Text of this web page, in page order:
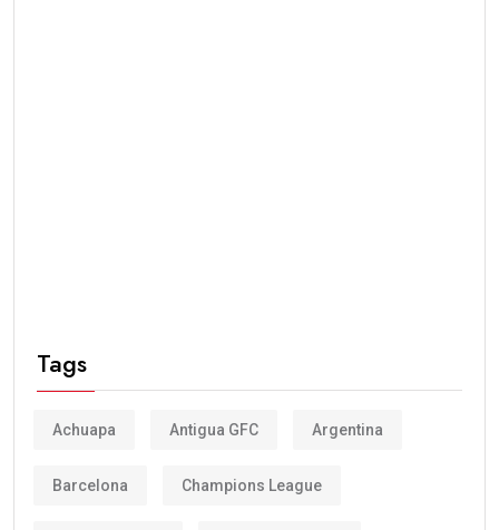
Tags
Achuapa Antigua GFC Argentina
Barcelona Champions League